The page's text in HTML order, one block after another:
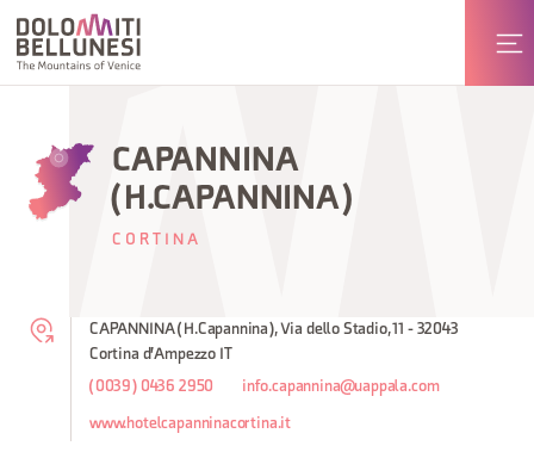
CAPANNINA
(H.CAPANNINA)
CORTINA
CAPANNINA (H.Capannina), Via dello Stadio, 11 - 32043
Cortina d'Ampezzo IT
(0039) 0436 2950 info.capannina@uappala.com
www.hotelcapanninacortina.it